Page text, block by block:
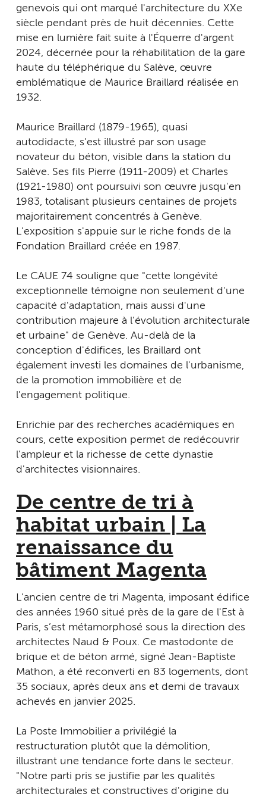
genevois qui ont marqué l'architecture du XXe
siècle pendant près de huit décennies. Cette
mise en lumière fait suite à l'Équerre d'argent
2024, décernée pour la réhabilitation de la gare
haute du téléphérique du Salève, œuvre
emblématique de Maurice Braillard réalisée en
1932.
Maurice Braillard (1879-1965), quasi
autodidacte, s'est illustré par son usage
novateur du béton, visible dans la station du
Salève. Ses fils Pierre (1911-2009) et Charles
(1921-1980) ont poursuivi son œuvre jusqu'en
1983, totalisant plusieurs centaines de projets
majoritairement concentrés à Genève.
L'exposition s'appuie sur le riche fonds de la
Fondation Braillard créée en 1987.
Le CAUE 74 souligne que "cette longévité
exceptionnelle témoigne non seulement d'une
capacité d'adaptation, mais aussi d'une
contribution majeure à l'évolution architecturale
et urbaine" de Genève. Au-delà de la
conception d'édifices, les Braillard ont
également investi les domaines de l'urbanisme,
de la promotion immobilière et de
l'engagement politique.
Enrichie par des recherches académiques en
cours, cette exposition permet de redécouvrir
l'ampleur et la richesse de cette dynastie
d'architectes visionnaires.
De centre de tri à
habitat urbain | La
renaissance du
bâtiment Magenta
L'ancien centre de tri Magenta, imposant édifice
des années 1960 situé près de la gare de l'Est à
Paris, s’est métamorphosé sous la direction des
architectes Naud & Poux. Ce mastodonte de
brique et de béton armé, signé Jean-Baptiste
Mathon, a été reconverti en 83 logements, dont
35 sociaux, après deux ans et demi de travaux
achevés en janvier 2025.
La Poste Immobilier a privilégié la
restructuration plutôt que la démolition,
illustrant une tendance forte dans le secteur.
"Notre parti pris se justifie par les qualités
architecturales et constructives d'origine du